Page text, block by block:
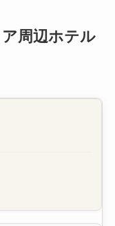
周辺ホテル